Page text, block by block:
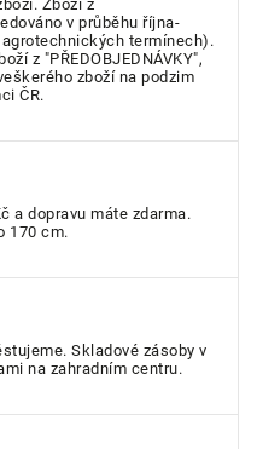
Zboží z
v průběhu října-
termínech).
z "PŘEDOBJEDNÁVKY",
zboží na podzim
ČR.
a dopravu máte zdarma.
170 cm.
Skladové zásoby v
na zahradním centru.